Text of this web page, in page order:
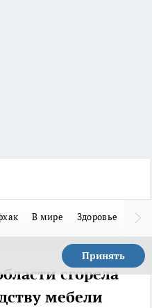
В мире Здоровье
Принять
сгорела
мебели